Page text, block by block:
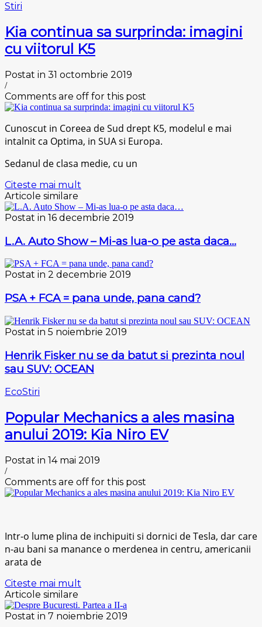
Stiri
Kia continua sa surprinda: imagini
cu viitorul K5
Postat in 31 octombrie 2019
/
Comments are off for this post
Cunoscut in Coreea de Sud drept K5, modelul e mai
intalnit ca Optima, in SUA si Europa.
Sedanul de clasa medie, cu un
Citeste mai mult
Articole similare
Postat in 16 decembrie 2019
L.A. Auto Show – Mi-as lua-o pe asta daca…
Postat in 2 decembrie 2019
PSA + FCA = pana unde, pana cand?
Postat in 5 noiembrie 2019
Henrik Fisker nu se da batut si prezinta noul
sau SUV: OCEAN
EcoStiri
Popular Mechanics a ales masina
anului 2019: Kia Niro EV
Postat in 14 mai 2019
/
Comments are off for this post
Intr-o lume plina de inchipuiti si dornici de Tesla, dar care
n-au bani sa manance o merdenea in centru, americanii
arata de
Citeste mai mult
Articole similare
Postat in 7 noiembrie 2019